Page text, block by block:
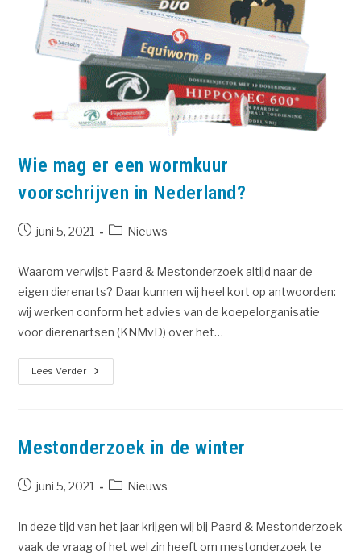
Wie mag er een wormkuur
voorschrijven in Nederland?
juni 5, 2021 Nieuws
Waarom verwijst Paard & Mestonderzoek altijd naar de
eigen dierenarts? Daar kunnen wij heel kort op antwoorden:
wij werken conform het advies van de koepelorganisatie
voor dierenartsen (KNMvD) over het…
Lees Verder
Mestonderzoek in de winter
juni 5, 2021 Nieuws
In deze tijd van het jaar krijgen wij bij Paard & Mestonderzoek
vaak de vraag of het wel zin heeft om mestonderzoek te